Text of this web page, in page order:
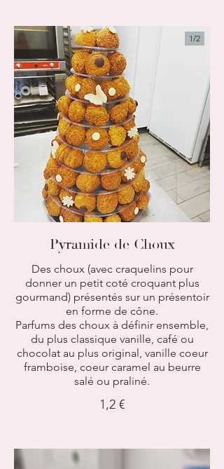
Pyramide de Choux
Des choux (avec craquelins pour
donner un petit coté croquant plus
gourmand) présentés sur un présentoir
en forme de cône.
Parfums des choux à définir ensemble,
du plus classique vanille, café ou
chocolat au plus original, vanille coeur
framboise, coeur caramel au beurre
salé ou praliné.
1,2 €
1/2